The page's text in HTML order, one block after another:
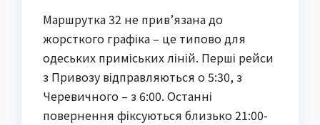
Маршрутка 32 не прив’язана до
жорсткого графіка – це типово для
одеських приміських ліній. Перші рейси
з Привозу відправляються о 5:30, з
Черевичного – з 6:00. Останні
повернення фіксуються близько 21:00-